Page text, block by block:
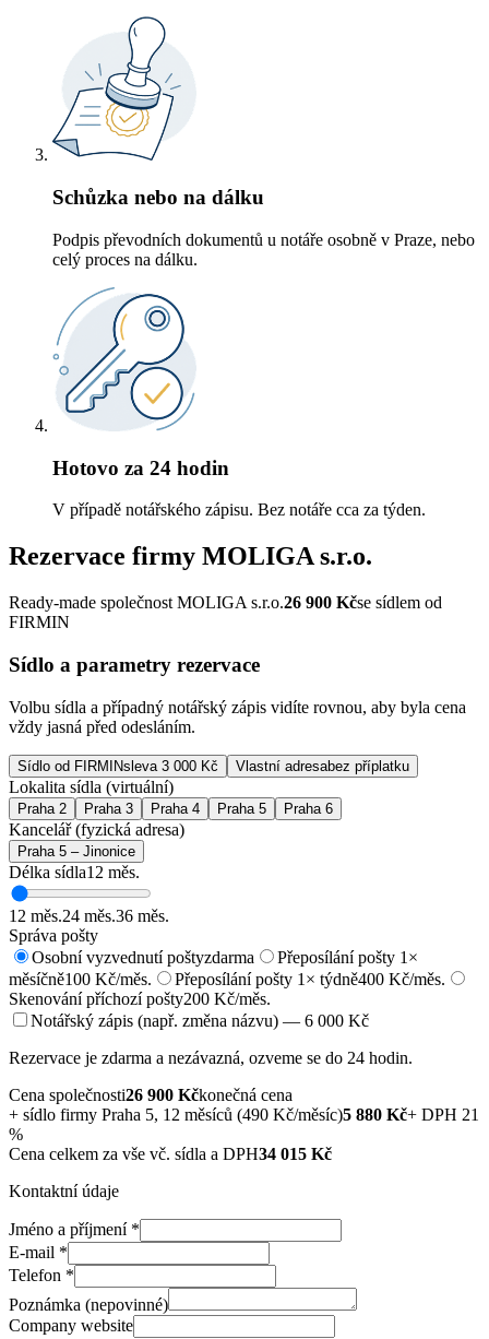
Schůzka nebo na dálku
Podpis převodních dokumentů u notáře osobně v Praze, nebo
celý proces na dálku.
Hotovo za 24 hodin
V případě notářského zápisu. Bez notáře cca za týden.
Rezervace firmy MOLIGA s.r.o.
Ready-made společnost MOLIGA s.r.o.26 900 Kčse sídlem od
FIRMIN
Sídlo a parametry rezervace
Volbu sídla a případný notářský zápis vidíte rovnou, aby byla cena
vždy jasná před odesláním.
Sídlo od FIRMINsleva 3 000 Kč Vlastní adresabez příplatku
Lokalita sídla (virtuální)
Praha 2 Praha 3 Praha 4 Praha 5 Praha 6
Kancelář (fyzická adresa)
Praha 5 – Jinonice
Délka sídla12 měs.
12 měs.24 měs.36 měs.
Správa pošty
Osobní vyzvednutí poštyzdarma
Přeposílání pošty 1×
měsíčně100 Kč/měs. Přeposílání pošty 1× týdně400 Kč/měs.
Skenování příchozí pošty200 Kč/měs.
Notářský zápis (např. změna názvu) — 6 000 Kč
Rezervace je zdarma a nezávazná, ozveme se do 24 hodin.
Cena společnosti26 900 Kčkonečná cena
+ sídlo firmy Praha 5, 12 měsíců (490 Kč/měsíc)5 880 Kč+ DPH 21
%
Cena celkem za vše vč. sídla a DPH34 015 Kč
Kontaktní údaje
Jméno a příjmení*
E-mail *
Telefon *
Poznámka (nepovinné)
Company website